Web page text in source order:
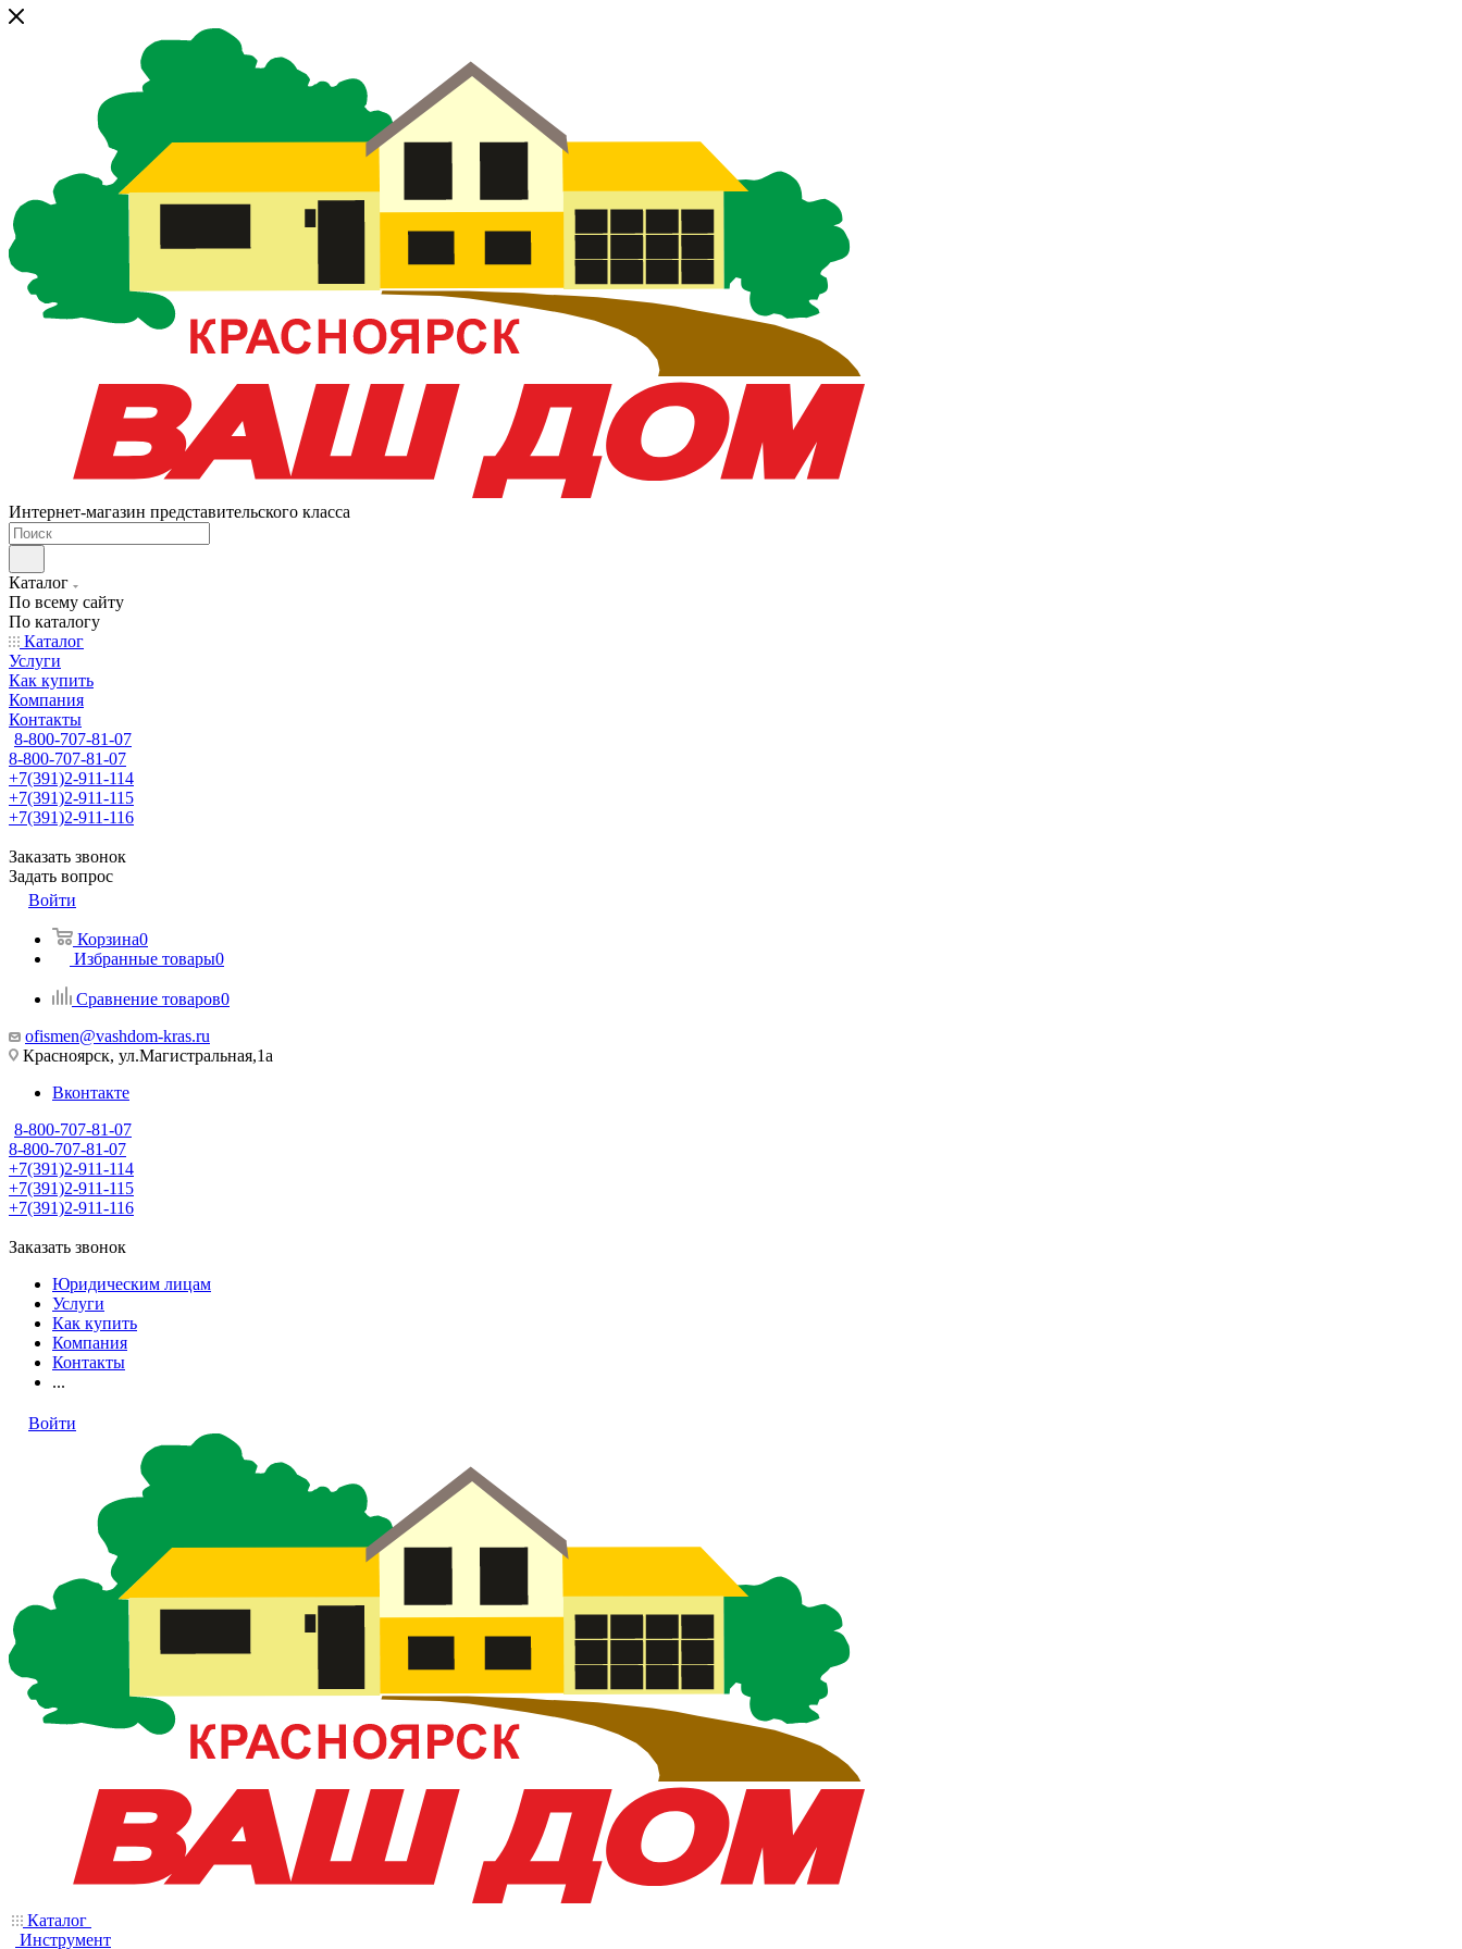
Интернет-магазин представительского класса
Каталог
По всему сайту
По каталогу
Каталог
Услуги
Как купить
Компания
Контакты
8-800-707-81-07
8-800-707-81-07
+7(391)2-911-114
+7(391)2-911-115
+7(391)2-911-116
Заказать звонок
Задать вопрос
Войти
Корзина0
Избранные товары0
Сравнение товаров0
ofismen@vashdom-kras.ru
Красноярск, ул.Магистральная,1а
Вконтакте
8-800-707-81-07
8-800-707-81-07
+7(391)2-911-114
+7(391)2-911-115
+7(391)2-911-116
Заказать звонок
Юридическим лицам
Услуги
Как купить
Компания
Контакты
...
Войти
Каталог
Инструмент